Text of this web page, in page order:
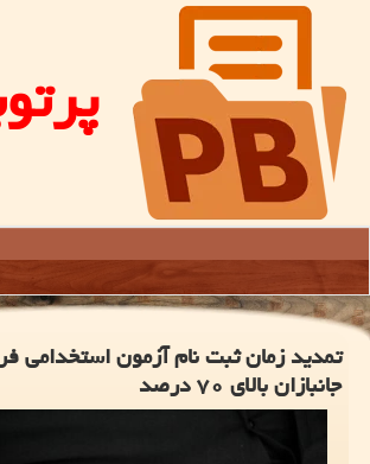
تمدید زمان ثبت نام آزمون استخدامی
جانبازان بالای ۷۰ درصد